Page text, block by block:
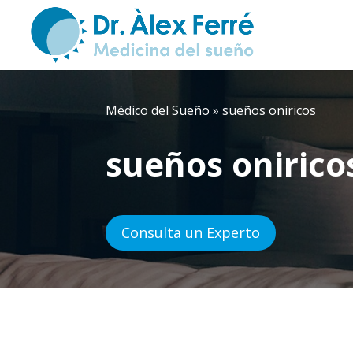
Médico del Sueño »sueños oniricos
sueños
Consulta un Experto